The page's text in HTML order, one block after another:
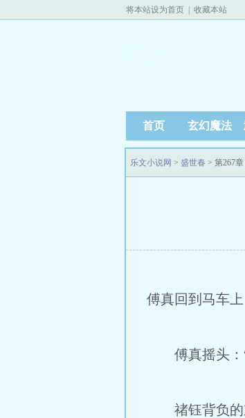
将本站设为首页 收藏本站
首页 玄幻魔法
乐文小说网 > 盛世春 > 第267
傅真回到马车
傅真摇头：“
禇钰背负的东